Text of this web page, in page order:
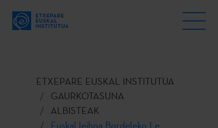
ETXEPARE EUSKAL INSTITUTUA
GAURKOTASUNA
ALBISTEAK
Euskal leihoa Bordeleko Le